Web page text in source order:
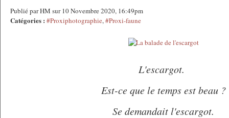
Publié par HM sur 10 Novembre 2020, 16:49pm
Catégories : #Proxiphotographie,#Proxi-faune
L'escargot.
Est-ce que le temps est beau ?
Se demandait l'escargot.